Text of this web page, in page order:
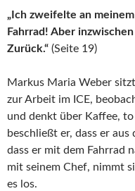
„Ich zweifelte an
Fahrrad! Aber
Zurück.“ (Seite 19)
Markus Maria Weber
zur Arbeit im ICE,
und denkt über Kaffee,
beschließt er, dass er
dass er mit dem Fahrrad
mit seinem Chef, nimmt
es los.